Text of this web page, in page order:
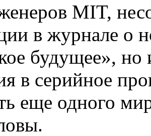
MIT,
в журнале о
будущее»,
в серийное
еще одного